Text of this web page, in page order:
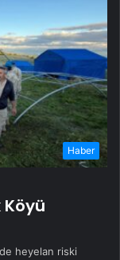
Haber
Köyü
heyelan riski